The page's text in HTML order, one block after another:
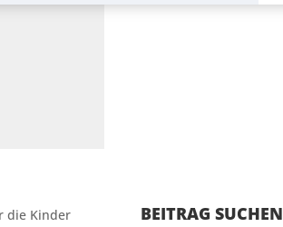
die Kinder
BEITRAG SUCHEN